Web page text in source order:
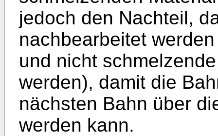
jedoch den Nachteil,
nachbearbeitet
und nicht
werden), damit die
nächsten Bahn über
werden kann.